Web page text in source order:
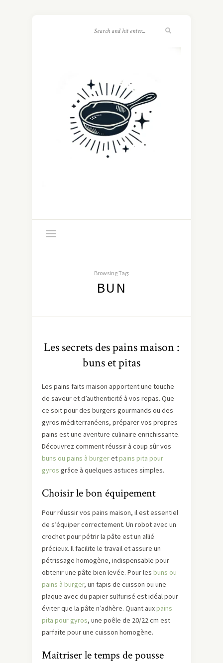
Browsing Tag:
BUN
Les secrets des pains maison :
buns et pitas
Les pains faits maison apportent une touche
de saveur et d’authenticité à vos repas. Que
ce soit pour des burgers gourmands ou des
gyros méditerranéens, préparer vos propres
pains est une aventure culinaire enrichissante.
Découvrez comment réussir à coup sûr vos
buns ou pains à burgeretpains pita pour
gyros grâce à quelques astuces simples.
Choisir le bon équipement
Pour réussir vos pains maison, il est essentiel
de s’équiper correctement. Un robot avec un
crochet pour pétrir la pâte est un allié
précieux. Il facilite le travail et assure un
pétrissage homogène, indispensable pour
obtenir une pâte bien levée. Pour les buns ou
pains à burger, un tapis de cuisson ou une
plaque avec du papier sulfurisé est idéal pour
éviter que la pâte n’adhère. Quant auxpains
pita pour gyros, une poêle de 20/22 cm est
parfaite pour une cuisson homogène.
Maîtriser le temps de pousse